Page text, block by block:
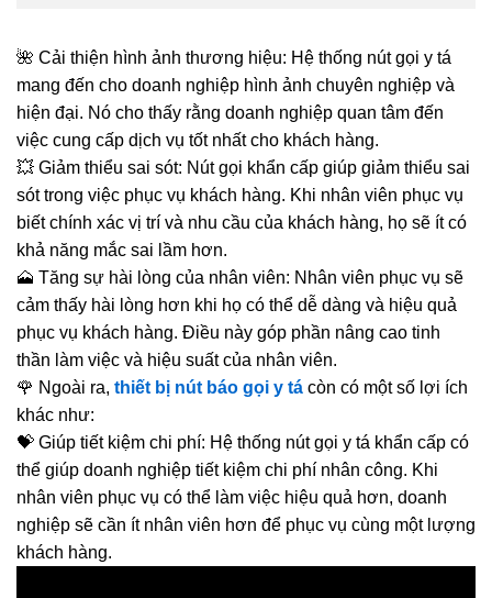
🌺 Cải thiện hình ảnh thương hiệu: Hệ thống nút gọi y tá
mang đến cho doanh nghiệp hình ảnh chuyên nghiệp và
hiện đại. Nó cho thấy rằng doanh nghiệp quan tâm đến
việc cung cấp dịch vụ tốt nhất cho khách hàng.
💥 Giảm thiểu sai sót: Nút gọi khẩn cấp giúp giảm thiểu sai
sót trong việc phục vụ khách hàng. Khi nhân viên phục vụ
biết chính xác vị trí và nhu cầu của khách hàng, họ sẽ ít có
khả năng mắc sai lầm hơn.
🗻 Tăng sự hài lòng của nhân viên: Nhân viên phục vụ sẽ
cảm thấy hài lòng hơn khi họ có thể dễ dàng và hiệu quả
phục vụ khách hàng. Điều này góp phần nâng cao tinh
thần làm việc và hiệu suất của nhân viên.
🌹 Ngoài ra, thiết bị nút báo gọi y tá còn có một số lợi ích
khác như:
💝 Giúp tiết kiệm chi phí: Hệ thống nút gọi y tá khẩn cấp có
thể giúp doanh nghiệp tiết kiệm chi phí nhân công. Khi
nhân viên phục vụ có thể làm việc hiệu quả hơn, doanh
nghiệp sẽ cần ít nhân viên hơn để phục vụ cùng một lượng
khách hàng.